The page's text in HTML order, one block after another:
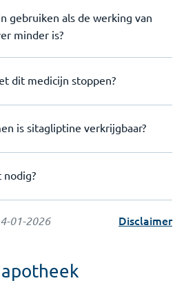
gebruiken als de werking van
minder is?
dit medicijn stoppen?
is sitagliptine verkrijgbaar?
nodig?
01-2026 Disclaimer